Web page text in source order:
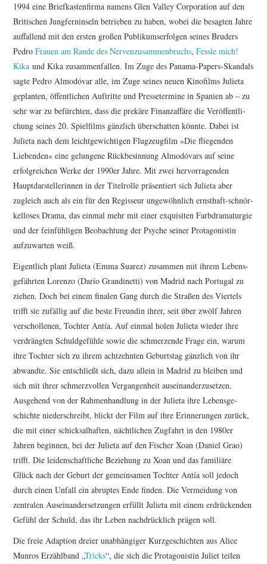
1994 eine Brief­kas­ten­firma namens Glen Valley Corpo­ra­tion auf den
Briti­schen Jung­fern­in­seln betrieben zu haben, wobei die besagten Jahre
auffal­lend mit den ersten großen Publi­kums­er­folgen seines Bruders
PedroFrauen am Rande des Nerven­zu­sam­men­bruchs,Fessle mich!
Kika und Kika zusam­men­fallen. Im Zuge des Panama-Papers-Skandals
sagte Pedro Almodóvar alle, im Zuge seines neuen Kinofilms Julieta
geplanten, öffent­li­chen Auftritte und Pres­se­ter­mine in Spanien ab – zu
sehr war zu befürchten, dass die prekäre Finanz­af­färe die Veröf­fent­li­
chung seines 20. Spiel­films gänzlich über­schatten könnte. Dabei ist
Julieta nach dem leicht­ge­wich­tigen Flug­zeug­film »Die flie­genden
Liebenden« eine gelungene Rück­be­sin­nung Almo­dóvars auf seine
erfolg­rei­chen Werke der 1990er Jahre. Mit zwei hervor­ra­genden
Haupt­dar­stel­le­rinnen in der Titel­rolle präsen­tiert sich Julieta aber
zugleich auch als ein für den Regisseur unge­wöhn­lich ernsthaft-schnör­
kel­loses Drama, das einmal mehr mit einer exqui­siten Farb­dra­ma­turgie
und der fein­füh­ligen Beob­ach­tung der Psyche seiner Prot­ago­nistin
aufzu­warten weiß.
Eigent­lich plant Julieta (Emma Suarez) zusammen mit ihrem Lebens­
ge­fährten Lorenzo (Darío Gran­di­netti) von Madrid nach Portugal zu
ziehen. Doch bei einem finalen Gang durch die Straßen des Viertels
trifft sie zufällig auf die beste Freundin ihrer, seit über zwölf Jahren
verschol­lenen, Tochter Antía. Auf einmal holen Julieta wieder ihre
verdrängten Schuld­ge­fühle sowie die schmer­zende Frage ein, warum
ihre Tochter sich zu ihrem acht­zehnten Geburtstag gänzlich von ihr
abwandte. Sie entschließt sich, dazu allein in Madrid zu bleiben und
sich mit ihrer schmerz­vollen Vergan­gen­heit ausein­an­der­zu­setzen.
Ausgehend von der Rahmen­hand­lung in der Julieta ihre Lebens­ge­
schichte nieder­schreibt, blickt der Film auf ihre Erin­ne­rungen zurück,
die mit einer schick­sal­haften, nächt­li­chen Zugfahrt in den 1980er
Jahren beginnen, bei der Julieta auf den Fischer Xoan (Daniel Grao)
trifft. Die leiden­schaft­liche Beziehung zu Xoan und das familiäre
Glück nach der Geburt der gemein­samen Tochter Antía soll jedoch
durch einen Unfall ein abruptes Ende finden. Die Vermei­dung von
zentralen Ausein­an­der­set­zungen erfüllt Julieta mit einem erdrü­ckenden
Gefühl der Schuld, das ihr Leben nach­drück­lich prägen soll.
Die freie Adaption dreier unab­hän­giger Kurz­ge­schichten aus Alice
Munros Erzähl­band „Tricks“, die sich die Prot­ago­nistin Juliet teilen